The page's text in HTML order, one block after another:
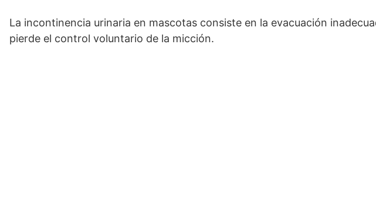
La incontinencia urinaria en mascotas consiste en la evacuación
pierde el control voluntario de la micción.